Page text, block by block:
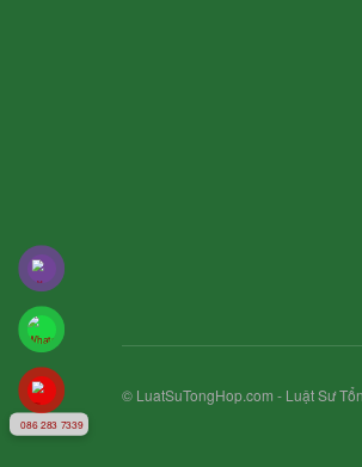
© LuatSuTongHop.com - Luật Sư
086 283 7339